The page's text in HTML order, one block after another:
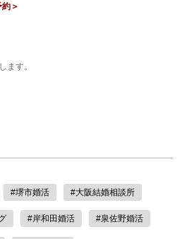
＞
ます。
#堺市婚活 #大阪結婚相談所
#岸和田婚活 #泉佐野婚活